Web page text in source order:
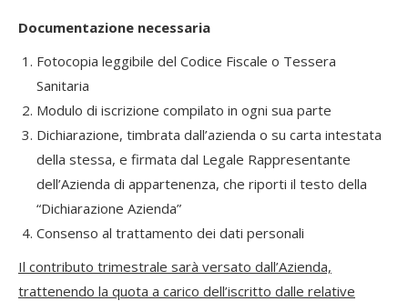
Documentazione necessaria
Fotocopia leggibile del Codice Fiscale o Tessera
Sanitaria
Modulo di iscrizione compilato in ogni sua parte
Dichiarazione, timbrata dall’azienda o su carta intestata
della stessa, e firmata dal Legale Rappresentante
dell’Azienda di appartenenza, che riporti il testo della
“Dichiarazione Azienda”
Consenso al trattamento dei dati personali
Il contributo trimestrale sarà versato dall’Azienda,
trattenendo la quota a carico dell’iscritto dalle relative